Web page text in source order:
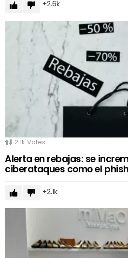
2.6k
2.1k Votes
Alerta en rebajas: se
ciberataques como el
2.1k